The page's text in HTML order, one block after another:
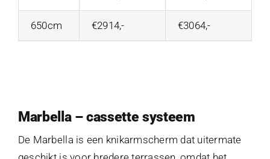
650cm €2914,- €3064,-
Marbella – cassette systeem
De Marbella is een knikarmscherm dat uitermate